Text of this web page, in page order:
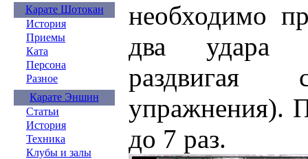
Карате Шотокан
История
Приемы
Ката
Персона
Разное
Карате Эншин
Статьи
История
Техника
Клубы и залы
необходимо
два удара
раздвигая
упражнения).
до 7 раз.